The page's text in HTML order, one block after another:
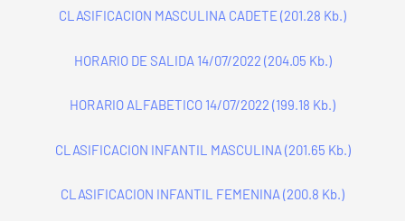
CLASIFICACION MASCULINA CADETE (201.28 Kb.)
HORARIO DE SALIDA 14/07/2022 (204.05 Kb.)
HORARIO ALFABETICO 14/07/2022 (199.18 Kb.)
CLASIFICACION INFANTIL MASCULINA (201.65 Kb.)
CLASIFICACION INFANTIL FEMENINA (200.8 Kb.)